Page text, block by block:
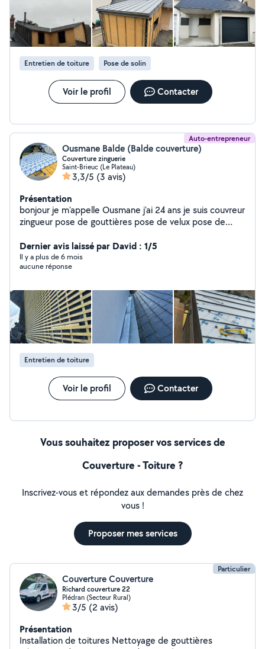
Entretien de toiture Pose de solin
Voir le profil Contacter
Auto-entrepreneur
Ousmane Balde (Balde couverture)
Couverture zinguerie
Saint-Brieuc (Le Plateau)
3,3/5 (3 avis)
Présentation
bonjour je m'appelle Ousmane j'ai 24 ans je suis couvreur
zingueur pose de gouttières pose de velux pose de
Dernier avis laissé par David : 1/5
Il y a plus de 6 mois
aucune réponse
Entretien de toiture
Voir le profil Contacter
Vous souhaitez proposer vos services de
Couverture - Toiture ?
Inscrivez-vous et répondez aux demandes près de chez
vous !
Proposer mes services
Particulier
Couverture Couverture
Richard couverture 22
Plédran (Secteur Rural)
3/5 (2 avis)
Présentation
Installation de toitures Nettoyage de gouttières